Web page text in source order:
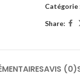
Catégorie
Share:
AVIS (0)